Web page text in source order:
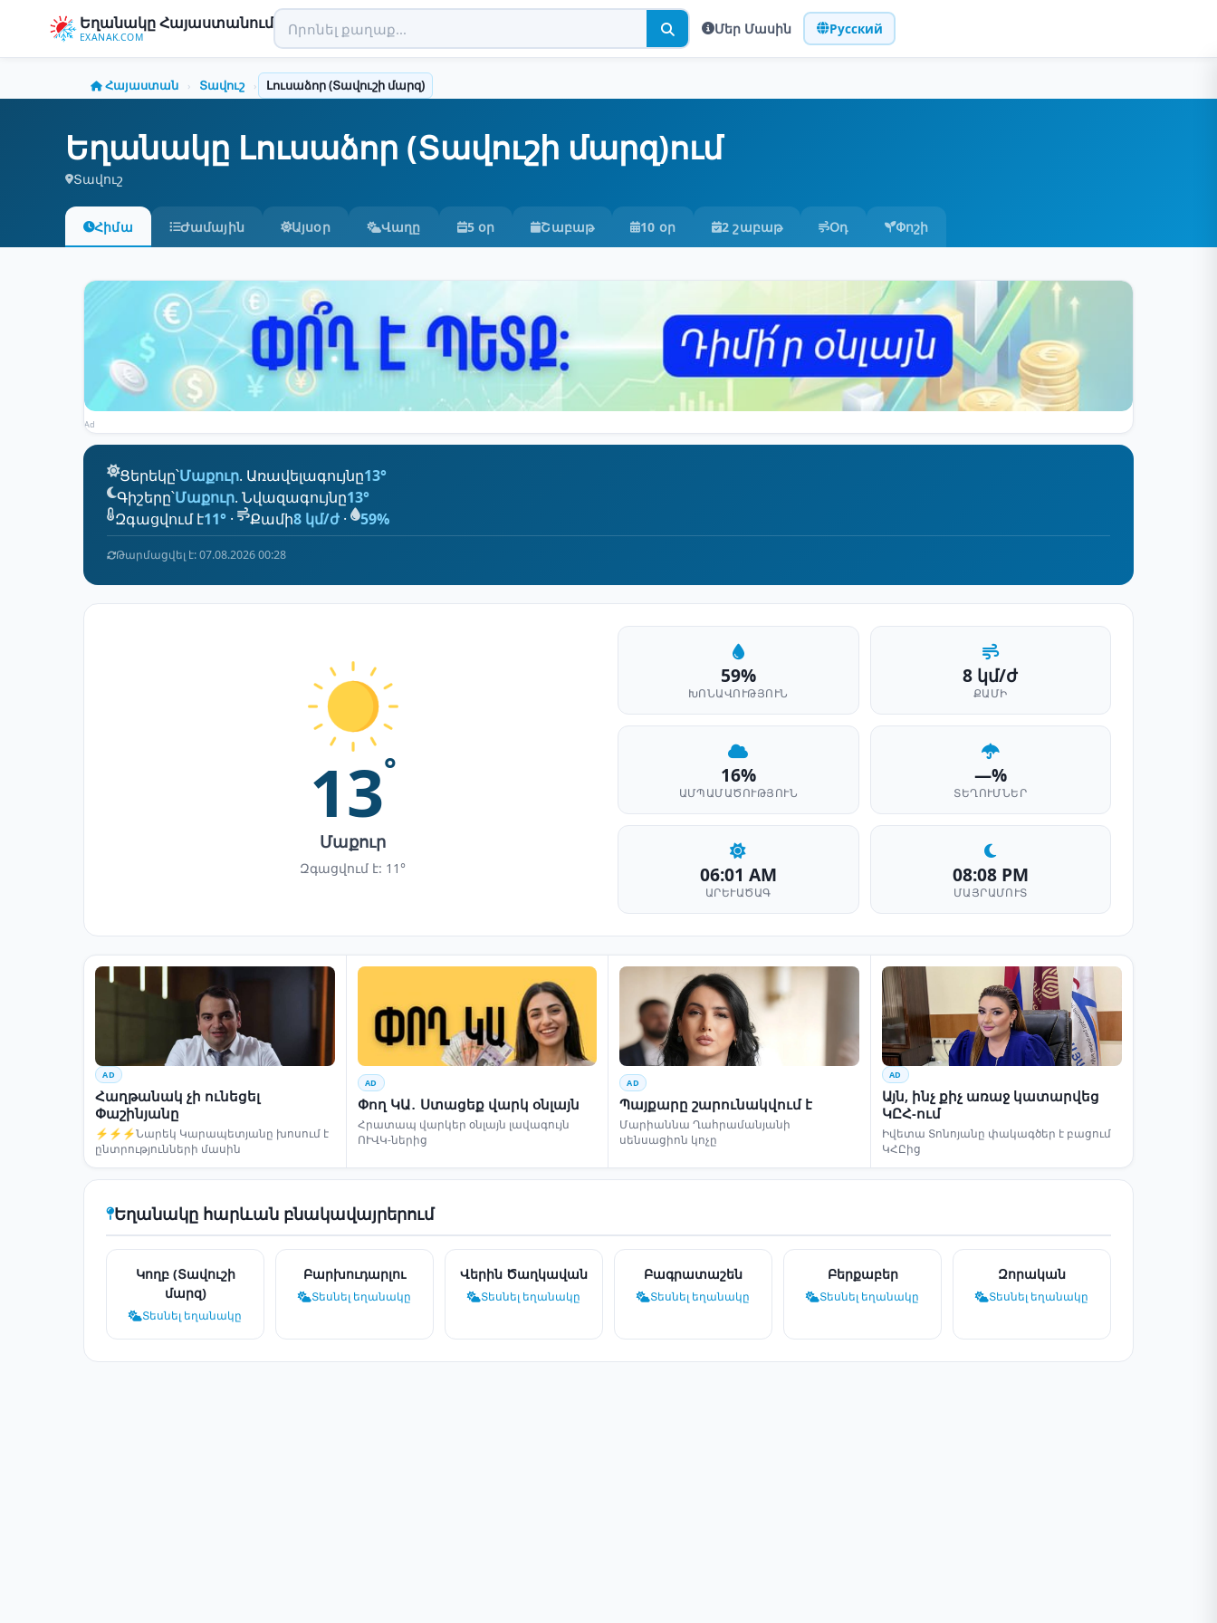
Եղանակը Հայաստանում
EXANAK.COM
Մեր Մասին Русский
Հայաստան › Տավուշ › Լուսաձոր (Տավուշի մարզ)
Եղանակը Լուսաձոր (Տավուշի մարզ)ում
Տավուշ
Հիմա Ժամային Այսօր Վաղը 5 օր Շաբաթ 10 օր 2 շաբաթ Օդ Փոշի
Ad
Ցերեկը՝Մաքուր. Առավելագույնը13°
Գիշերը՝Մաքուր. Նվազագույնը13°
Զգացվում է11° · Քամի8 կմ/ժ · 59%
Թարմացվել է: 07.08.2026 00:28
13°
Մաքուր
Զգացվում է: 11°
59%
ԽՈՆԱՎՈՒԹՅՈՒՆ
8 կմ/ժ
ՔԱՄԻ
16%
ԱՄՊԱՄԱԾՈՒԹՅՈՒՆ
—%
ՏԵՂՈՒՄՆԵՐ
06:01 AM
ԱՐԵՒԱԾԱԳ
08:08 PM
ՄԱՅՐԱՄՈՒՏ
AD
Հաղթանակ չի ունեցել
Փաշինյանը
⚡⚡⚡Նարեկ Կարապետյանը խոսում է
ընտրությունների մասին
AD
Փող ԿԱ․ Ստացեք վարկ օնլայն
Հրատապ վարկեր օնլայն լավագույն
ՈՒՎԿ-ներից
AD
Պայքարը շարունակվում է
Մարիաննա Ղահրամանյանի
սենսացիոն կոչը
AD
Այն, ինչ քիչ առաջ կատարվեց
ԿԸՀ-ում
Իվետա Տոնոյանը փակագծեր է բացում
ԿՀԸից
Եղանակը հարևան բնակավայրերում
Կողբ (Տավուշի
մարզ)
Տեսնել եղանակը
Բարխուդարլու
Տեսնել եղանակը
Վերին Ծաղկավան
Տեսնել եղանակը
Բագրատաշեն
Տեսնել եղանակը
Բերքաբեր
Տեսնել եղանակը
Զորական
Տեսնել եղանակը